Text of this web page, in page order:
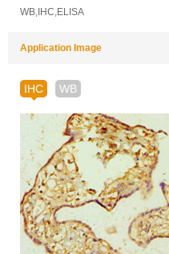
WB,IHC,ELISA
Application Image
IHC WB